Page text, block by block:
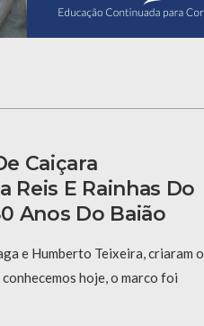
Caiçara
Reis E Rainhas Do
Anos Do Baião
e Humberto Teixeira, criaram o
hoje, o marco foi